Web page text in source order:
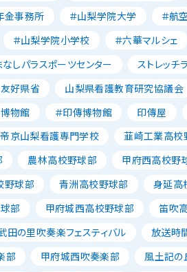
金事務所 ＃山梨学院大学 ＃航
＃山梨学院小学校 ＃六華マルシェ
なしパラスポーツセンター ストレッチ
友好県省 山梨県看護教育研究協議会
物館 ＃印傳博物館 印傳屋
帝京山梨看護専門学校 韮崎工業高校
農林高校野球部 甲府西高校野
野球部 青洲高校野球部 身延高
部 甲府城西高校野球部 笛吹
田の里吹奏楽フェスティバル 放送時
部 甲府城西吹奏楽部 風土記